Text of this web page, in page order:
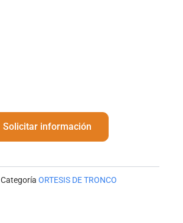
Solicitar información
Categoría ORTESIS DE TRONCO